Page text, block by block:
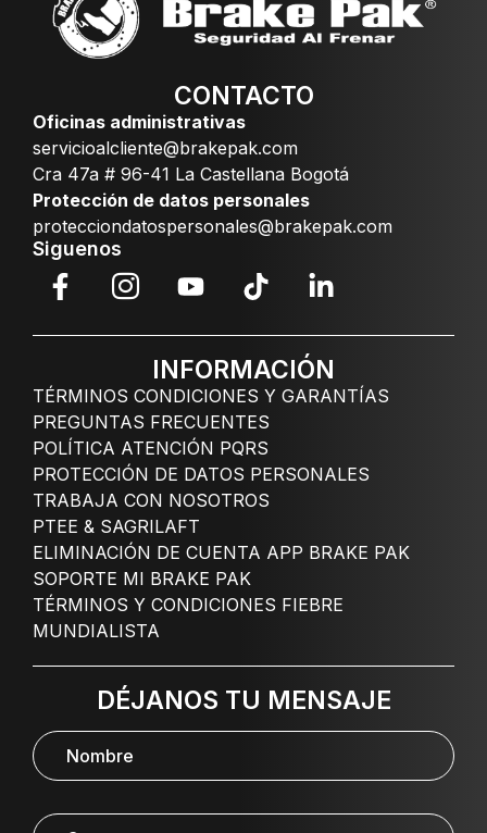
CONTACTO
Oficinas administrativas
servicioalcliente@brakepak.com
Cra 47a # 96-41 La Castellana Bogotá
Protección de datos personales
protecciondatospersonales@brakepak.com
Siguenos
INFORMACIÓN
TÉRMINOS CONDICIONES Y GARANTÍAS
PREGUNTAS FRECUENTES
POLÍTICA ATENCIÓN PQRS
PROTECCIÓN DE DATOS PERSONALES
TRABAJA CON NOSOTROS
PTEE & SAGRILAFT
ELIMINACIÓN DE CUENTA APP BRAKE PAK
SOPORTE MI BRAKE PAK
TÉRMINOS Y CONDICIONES FIEBRE
MUNDIALISTA
DÉJANOS TU MENSAJE